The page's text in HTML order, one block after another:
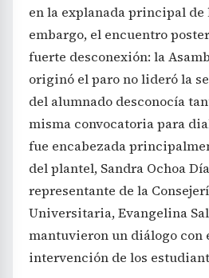
en la explanada principal de
embargo, el encuentro
fuerte desconexión: la
originó el paro no lideró la
del alumnado desconocía
misma convocatoria para
fue encabezada
del plantel, Sandra Ochoa
representante de la
Universitaria, Evangelina
mantuvieron un diálogo con
intervención de los